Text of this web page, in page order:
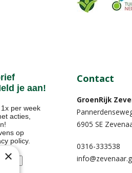
je aan!
per week
acties,
op
policy.
Contact
GroenRijk
6905 SE
0316-333538
×